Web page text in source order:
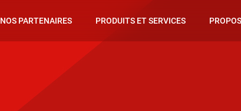
NOS PARTENAIRES PRODUITS ET SERVICES